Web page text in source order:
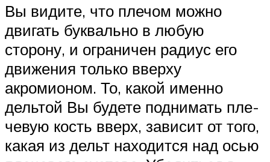
Вы видите, что плечом можно
двигать буквально в любую
сторону, и ограничен радиус его
дви­же­ния толь­ко вверху
акромионом. То, какой именно
дельтой Вы будете под­ни­мать пле­
че­вую кость вверх, за­ви­сит от того,
какая из дельт находится над осью